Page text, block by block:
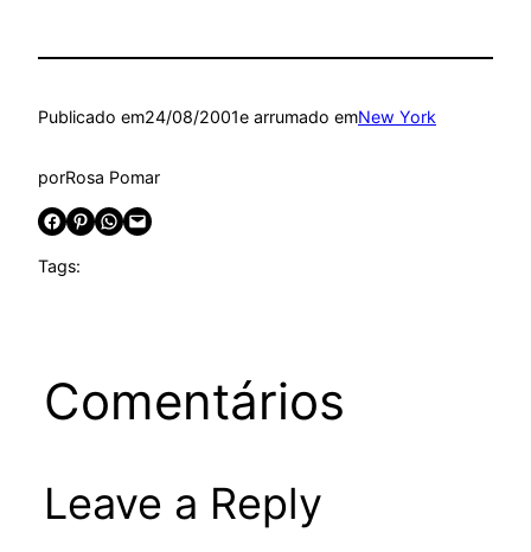
Publicado em24/08/2001e arrumado emNew York
porRosa Pomar
Share on Facebook Share on Pinterest Share on WhatsApp Email this Page
Tags:
Comentários
Leave a Reply